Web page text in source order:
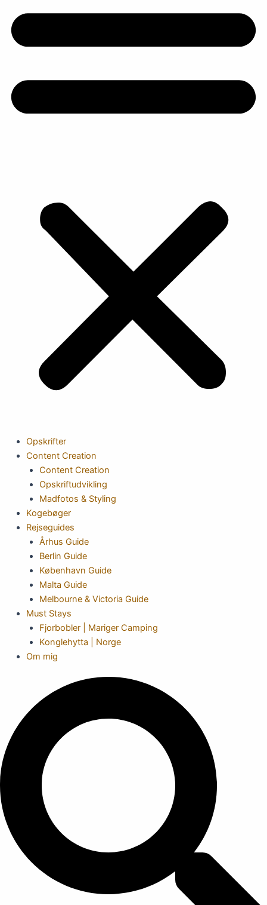
Opskrifter
Content Creation
Content Creation
Opskriftudvikling
Madfotos & Styling
Kogebøger
Rejseguides
Århus Guide
Berlin Guide
København Guide
Malta Guide
Melbourne & Victoria Guide
Must Stays
Fjorbobler | Mariger Camping
Konglehytta | Norge
Om mig